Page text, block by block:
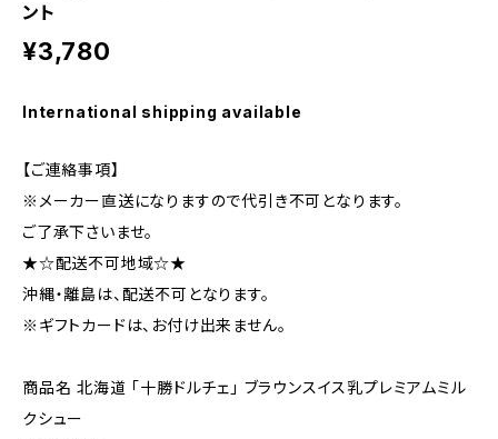
ント
¥3,780
International shipping available
【ご連絡事項】
※メーカー直送になりますので代引き不可となります。
ご了承下さいませ。
★☆配送不可地域☆★
沖縄・離島は、配送不可となります。
※ギフトカードは、お付け出来ません。
商品名 北海道 「十勝ドルチェ」 ブラウンスイス乳プレミアムミル
クシュー